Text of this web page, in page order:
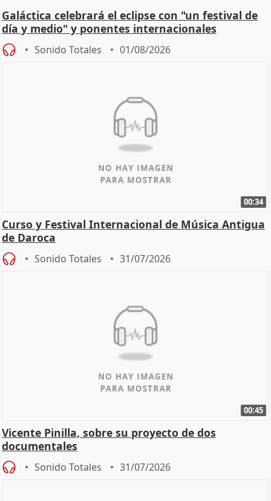
Galáctica celebrará el eclipse con "un festival de
día y medio" y ponentes internacionales
Sonido Totales 01/08/2026
00:34
Curso y Festival Internacional de Música Antigua
de Daroca
Sonido Totales 31/07/2026
00:45
Vicente Pinilla, sobre su proyecto de dos
documentales
Sonido Totales 31/07/2026